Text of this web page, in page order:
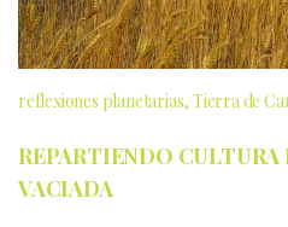
reflexiones planetarias Tierra de
REPARTIENDO CULTURA
VACIADA